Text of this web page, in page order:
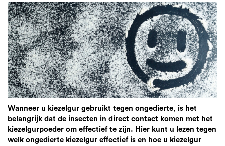
Wanneer u kiezelgur gebruikt tegen ongedierte, is het
belangrijk dat de insecten in direct contact komen met het
kiezelgurpoeder om effectief te zijn. Hier kunt u lezen tegen
welk ongedierte kiezelgur effectief is en hoe u kiezelgur